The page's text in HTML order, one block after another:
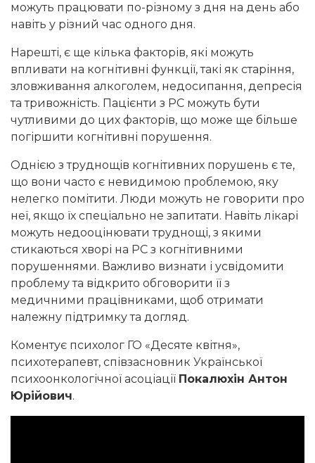
можуть працювати по-різному з дня на день або
навіть у різний час одного дня.
Нарешті, є ще кілька факторів, які можуть
впливати на когнітивні функції, такі як старіння,
зловживання алкоголем, недосипання, депресія
та тривожність. Пацієнти з РС можуть бути
чутливими до цих факторів, що може ще більше
погіршити когнітивні порушення.
Однією з труднощів когнітивних порушень є те,
що вони часто є невидимою проблемою, яку
нелегко помітити. Люди можуть не говорити про
неї, якщо їх спеціально не запитати. Навіть лікарі
можуть недооцінювати труднощі, з якими
стикаються хворі на РС з когнітивними
порушеннями. Важливо визнати і усвідомити
проблему та відкрито обговорити її з
медичними працівниками, щоб отримати
належну підтримку та догляд.
Коментує психолог ГО «Десяте квітня»,
психотерапевт, співзасновник Української
психоонкологічної асоціації Покалюхін Антон
Юрійович.